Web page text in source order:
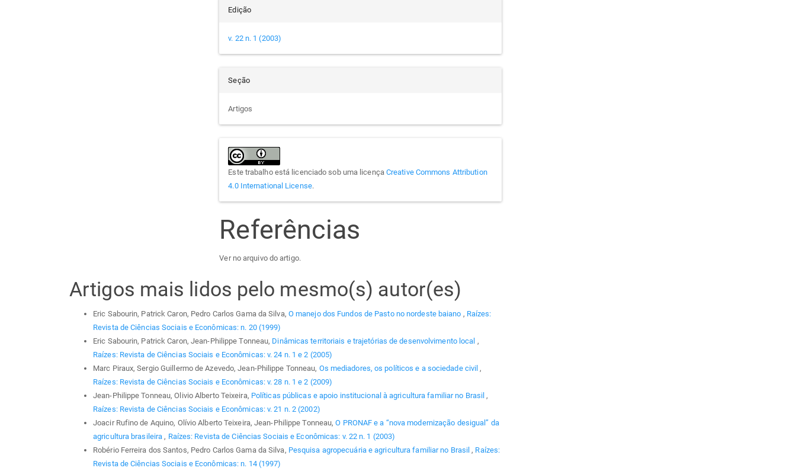
Edição
v. 22 n. 1 (2003)
Seção
Artigos
Este trabalho está licenciado sob uma licença Creative Commons Attribution
4.0 International License.
Referências
Ver no arquivo do artigo.
Artigos mais lidos pelo mesmo(s) autor(es)
Eric Sabourin, Patrick Caron, Pedro Carlos Gama da Silva, O manejo dos Fundos de Pasto no nordeste baiano , Raízes:
Revista de Ciências Sociais e Econômicas: n. 20 (1999)
Eric Sabourin, Patrick Caron, Jean-Philippe Tonneau, Dinâmicas territoriais e trajetórias de desenvolvimento local ,
Raízes: Revista de Ciências Sociais e Econômicas: v. 24 n. 1 e 2 (2005)
Marc Piraux, Sergio Guillermo de Azevedo, Jean-Philippe Tonneau, Os mediadores, os políticos e a sociedade civil,
Raízes: Revista de Ciências Sociais e Econômicas: v. 28 n. 1 e 2 (2009)
Jean-Philippe Tonneau, Olivio Alberto Teixeira, Políticas públicas e apoio institucional à agricultura familiar no Brasil,
Raízes: Revista de Ciências Sociais e Econômicas: v. 21 n. 2 (2002)
Joacir Rufino de Aquino, Olívio Alberto Teixeira, Jean-Philippe Tonneau,O PRONAF e a “nova modernização desigual” da
agricultura brasileira, Raízes: Revista de Ciências Sociais e Econômicas: v. 22 n. 1 (2003)
Robério Ferreira dos Santos, Pedro Carlos Gama da Silva, Pesquisa agropecuária e agricultura familiar no Brasil, Raízes:
Revista de Ciências Sociais e Econômicas: n. 14 (1997)